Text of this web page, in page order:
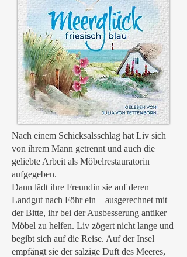
Nach einem Schicksalsschlag hat Liv sich
von ihrem Mann getrennt und auch die
geliebte Arbeit als Möbelrestauratorin
aufgegeben.
Dann lädt ihre Freundin sie auf deren
Landgut nach Föhr ein – ausgerechnet mit
der Bitte, ihr bei der Ausbesserung antiker
Möbel zu helfen. Liv zögert nicht lange und
begibt sich auf die Reise. Auf der Insel
empfängt sie der salzige Duft des Meeres,